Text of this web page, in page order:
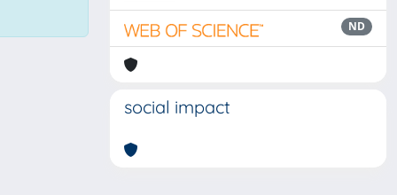
ND
social impact